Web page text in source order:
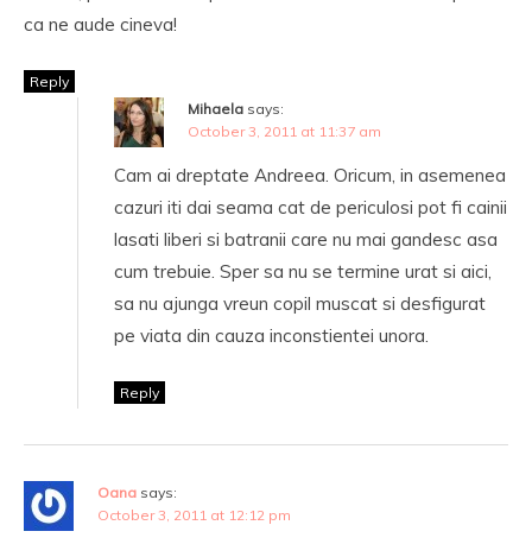
ca ne aude cineva!
Reply
Mihaela says:
October 3, 2011 at 11:37 am
Cam ai dreptate Andreea. Oricum, in asemenea
cazuri iti dai seama cat de periculosi pot fi cainii
lasati liberi si batranii care nu mai gandesc asa
cum trebuie. Sper sa nu se termine urat si aici,
sa nu ajunga vreun copil muscat si desfigurat
pe viata din cauza inconstientei unora.
Reply
Oana says:
October 3, 2011 at 12:12 pm